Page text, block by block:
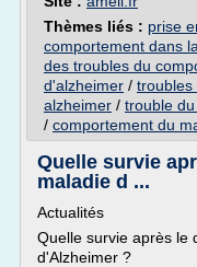
Thèmes liés : prise
comportement dans
des troubles du
d'alzheimer / troubles
alzheimer / trouble
/ comportement du
Quelle survie
maladie d ...
Actualités
Quelle survie après le
d'Alzheimer ?